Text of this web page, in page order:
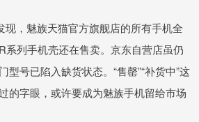
现，魅族天猫官方旗舰店的所有手机全
系列手机壳还在售卖。京东自营店虽仍
型号已陷入缺货状态。“售罄”“补货中”这
的字眼，或许要成为魅族手机留给市场